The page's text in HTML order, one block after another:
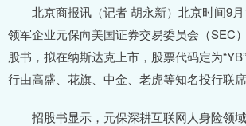
北京商报讯（记者 胡永新）北京时间9月
领军企业元保向美国证券交易委员会（SEC
股书，拟在纳斯达克上市，股票代码定为
行由高盛、花旗、中金、老虎等知名投行联席
招股书显示，元保深耕互联网人身险领